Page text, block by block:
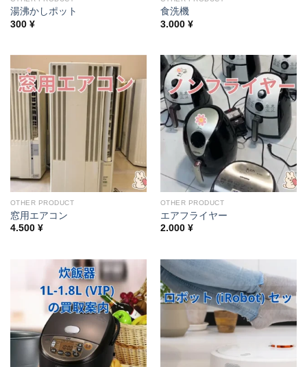
湯沸かしポット
300 ¥
食洗機
3.000 ¥
OTHER PRODUCT
窓用エアコン
4.500 ¥
OTHER PRODUCT
エアフライヤー
2.000 ¥